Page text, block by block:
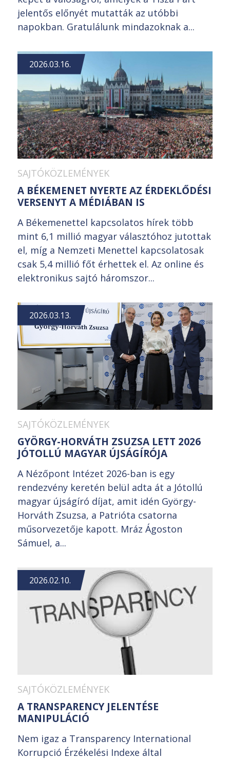
jelentős előnyét mutatták az utóbbi
napokban. Gratulálunk mindazoknak a...
2026.03.16.
SAJTÓKÖZLEMÉNYEK
A BÉKEMENET NYERTE AZ ÉRDEKLŐDÉSI
VERSENYT A MÉDIÁBAN IS
A Békemenettel kapcsolatos hírek több
mint 6,1 millió magyar választóhoz jutottak
el, míg a Nemzeti Menettel kapcsolatosak
csak 5,4 millió főt érhettek el. Az online és
elektronikus sajtó háromszor...
2026.03.13.
SAJTÓKÖZLEMÉNYEK
GYÖRGY-HORVÁTH ZSUZSA LETT 2026
JÓTOLLÚ MAGYAR ÚJSÁGÍRÓJA
A Nézőpont Intézet 2026-ban is egy
rendezvény keretén belül adta át a Jótollú
magyar újságíró díjat, amit idén György-
Horváth Zsuzsa, a Patrióta csatorna
műsorvezetője kapott. Mráz Ágoston
Sámuel, a...
2026.02.10.
SAJTÓKÖZLEMÉNYEK
A TRANSPARENCY JELENTÉSE
MANIPULÁCIÓ
Nem igaz a Transparency International
Korrupció Érzékelési Indexe által